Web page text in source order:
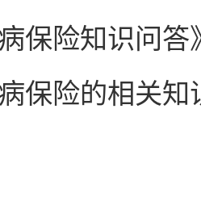
保险知识问
保险的相关